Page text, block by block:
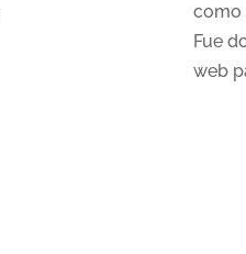
como
Fue
web